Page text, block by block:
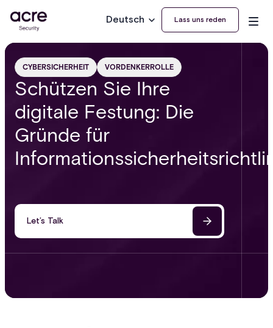
Deutsch Lass uns reden
CYBERSICHERHEIT VORDENKERROLLE
Schützen Sie Ihre
digitale Festung: Die
Gründe für
Let’s Talk